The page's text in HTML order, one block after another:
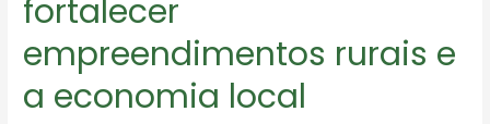
fortalecer
empreendimentos rurais e
a economia local